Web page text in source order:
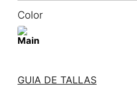
Color
GUIA DE TALLAS